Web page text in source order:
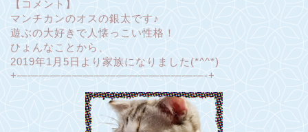
【コメント】
マンチカンのオスの銀太です♪
遊ぶの大好きで人懐っこい性格！
ひょんなことから、
2019年1月5日より家族になりました(*^^*)
+—————————————————-+